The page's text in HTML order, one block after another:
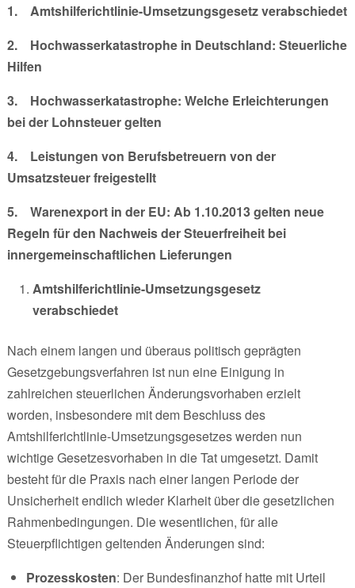
1.
Amtshilferichtlinie-Umsetzungsgesetz verabschiedet
2.
Hochwasserkatastrophe in Deutschland: Steuerliche
Hilfen
3.
Hochwasserkatastrophe: Welche Erleichterungen
bei der Lohnsteuer gelten
4.
Leistungen von Berufsbetreuern von der
Umsatzsteuer freigestellt
5.
Warenexport in der EU: Ab 1.10.2013 gelten neue
Regeln für den Nachweis der Steuerfreiheit bei
innergemeinschaftlichen Lieferungen
Amtshilferichtlinie-Umsetzungsgesetz
verabschiedet
Nach einem langen und überaus politisch geprägten
Gesetzgebungsverfahren ist nun eine Einigung in
zahlreichen steuerlichen Änderungsvorhaben erzielt
worden, insbesondere mit dem Beschluss des
Amtshilferichtlinie-Umsetzungsgesetzes werden nun
wichtige Gesetzesvorhaben in die Tat umgesetzt. Damit
besteht für die Praxis nach einer langen Periode der
Unsicherheit endlich wieder Klarheit über die gesetzlichen
Rahmenbedingungen. Die wesentlichen, für alle
Steuerpflichtigen geltenden Änderungen sind:
Prozesskosten: Der Bundesfinanzhof hatte mit Urteil